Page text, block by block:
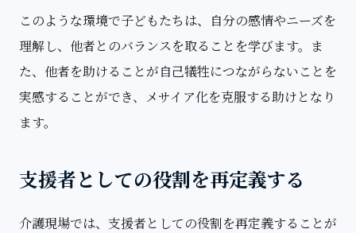
このような環境で子どもたちは、自分の感情やニーズを
理解し、他者とのバランスを取ることを学びます。ま
た、他者を助けることが自己犠牲につながらないことを
実感することができ、メサイア化を克服する助けとなり
ます。
支援者としての役割を再定義する
介護現場では、支援者としての役割を再定義することが